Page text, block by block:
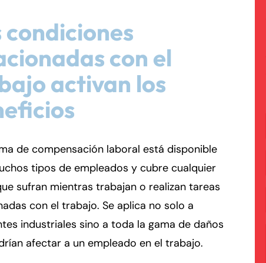
condiciones
con el
activan los
de compensación laboral está disponible
tipos de empleados y cubre cualquier
sufran mientras trabajan o realizan tareas
con el trabajo. Se aplica no solo a
industriales sino a toda la gama de daños
afectar a un empleado en el trabajo.
- Hours
Service 24/7
8:30 AM – 5:00 PM
8:30 AM – 5:00 PM
- Hours
Service 24/7
8:30 AM – 5:00 PM
8:30 AM – 5:00 PM